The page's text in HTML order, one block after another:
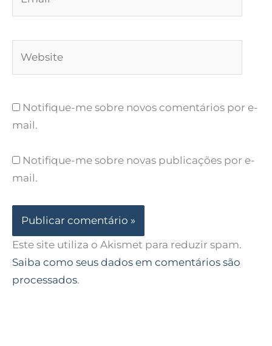
Notifique-me sobre novos comentários por e-
mail.
Notifique-me sobre novas publicações por e-
mail.
Este site utiliza o Akismet para reduzir spam.
Saiba como seus dados em comentários são
processados.